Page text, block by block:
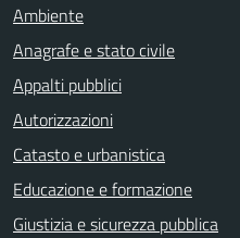
Ambiente
Anagrafe e stato civile
Appalti pubblici
Autorizzazioni
Catasto e urbanistica
Educazione e formazione
Giustizia e sicurezza pubblica